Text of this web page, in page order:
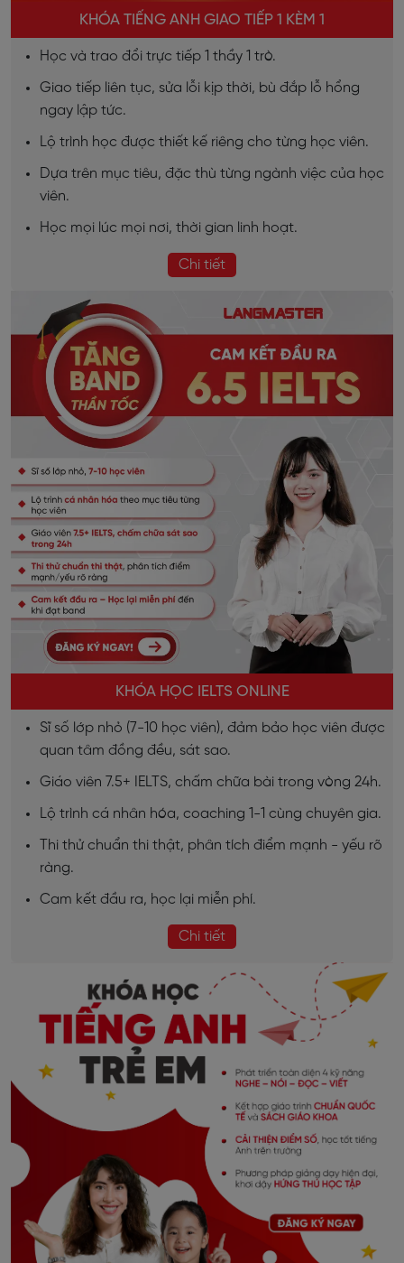
KHÓA TIẾNG ANH GIAO TIẾP 1 KÈM 1
Học và trao đổi trực tiếp 1 thầy 1 trò.
Giao tiếp liên tục, sửa lỗi kịp thời, bù đắp lỗ hổng
ngay lập tức.
Lộ trình học được thiết kế riêng cho từng học viên.
Dựa trên mục tiêu, đặc thù từng ngành việc của học
viên.
Học mọi lúc mọi nơi, thời gian linh hoạt.
Chi tiết
KHÓA HỌC IELTS ONLINE
Sĩ số lớp nhỏ (7-10 học viên), đảm bảo học viên được
quan tâm đồng đều, sát sao.
Giáo viên 7.5+ IELTS, chấm chữa bài trong vòng 24h.
Lộ trình cá nhân hóa, coaching 1-1 cùng chuyên gia.
Thi thử chuẩn thi thật, phân tích điểm mạnh - yếu rõ
ràng.
Cam kết đầu ra, học lại miễn phí.
Chi tiết